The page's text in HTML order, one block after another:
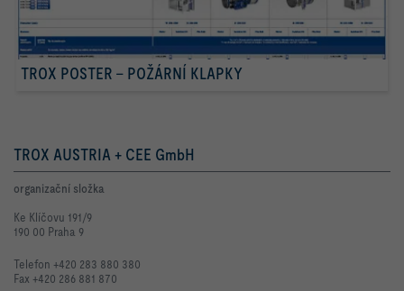
TROX POSTER – POŽÁRNÍ KLAPKY
TROX AUSTRIA + CEE GmbH
organizační složka
Ke Klíčovu 191/9
190 00 Praha 9
Telefon +420 283 880 380
Fax +420 286 881 870